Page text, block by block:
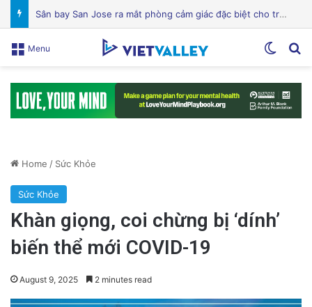
Mỹ lên án Trung Quốc lợi dụng vấn đề môi trường để tăng cường yêu sách Biển Đông
Menu
Home / Sức Khỏe
Sức Khỏe
Khàn giọng, coi chừng bị ‘dính’
biến thể mới COVID-19
August 9, 2025 2 minutes read